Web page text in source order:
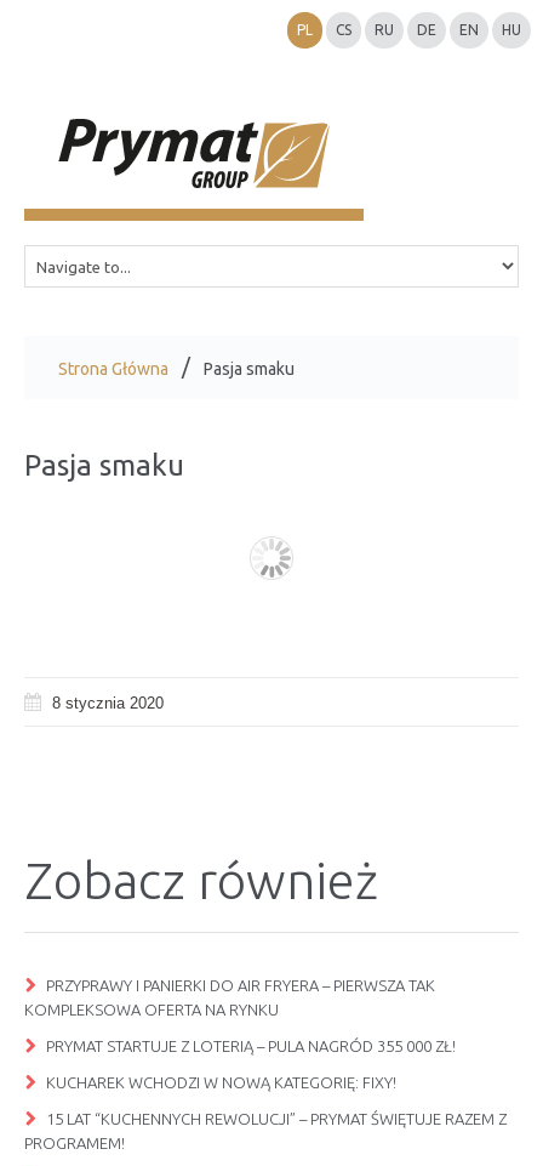
PL CS RU DE EN HU
Strona Główna Pasja smaku
Pasja smaku
8 stycznia 2020
Zobacz również
PRZYPRAWY I PANIERKI DO AIR FRYERA – PIERWSZA TAK
KOMPLEKSOWA OFERTA NA RYNKU
PRYMAT STARTUJE Z LOTERIĄ – PULA NAGRÓD 355 000 ZŁ!
KUCHAREK WCHODZI W NOWĄ KATEGORIĘ: FIXY!
15 LAT “KUCHENNYCH REWOLUCJI” – PRYMAT ŚWIĘTUJE RAZEM Z
PROGRAMEM!